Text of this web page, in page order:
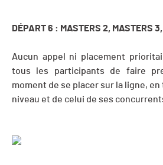
DÉPART 6 : MASTERS 2, MASTERS
Aucun appel ni placement
tous les participants de faire
moment de se placer sur la ligne,
niveau et de celui de ses